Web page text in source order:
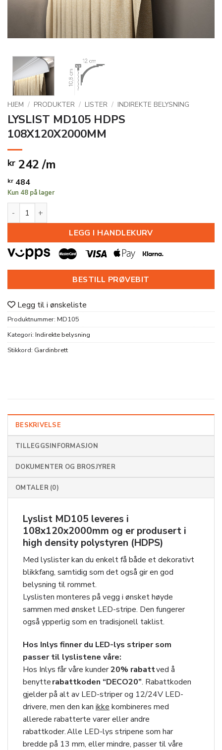
HJEM / PRODUKTER / LISTER / INDIREKTE BELYSNING
LYSLIST MD105 HDPS
108X120X2000MM
kr 242 /m
kr 484
Kun 48 på lager
LYSLIST MD105 HDPS 108X120X2000MM antall
LEGG I HANDLEKURV
BESTILL PRØVEBIT
Legg til i ønskeliste
Produktnummer: MD105
Kategori: Indirekte belysning
Stikkord: Gardinbrett
BESKRIVELSE
TILLEGGSINFORMASJON
DOKUMENTER OG BROSJYRER
OMTALER (0)
Lyslist MD105 leveres i
108x120x2000mm og er produsert i
high density polystyren (HDPS)
Med lyslister kan du enkelt få både et dekorativt
blikkfang, samtidig som det også gir en god
belysning til rommet.
Lyslisten monteres på vegg i ønsket høyde
sammen med ønsket LED-stripe. Den fungerer
også ypperlig som en tradisjonell taklist.
Hos Inlys finner du LED-lys striper som
passer til lyslistene våre:
Hos Inlys får våre kunder20% rabattved å
benytterabattkoden “DECO20”. Rabattkoden
gjelder på alt av LED-striper og 12/24V LED-
drivere, men den kan ikke kombineres med
allerede rabatterte varer eller andre
rabattkoder. Alle LED-lys stripene som har
bredde på 13 mm, eller mindre, passer til våre